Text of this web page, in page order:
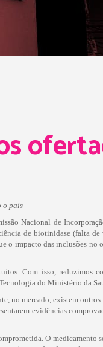
o país
Nacional de
de biotinidase (falta
o impacto das inclusões no
Com isso, reduzimos
do Ministério da
no mercado, existem outros
evidências
O medicamento